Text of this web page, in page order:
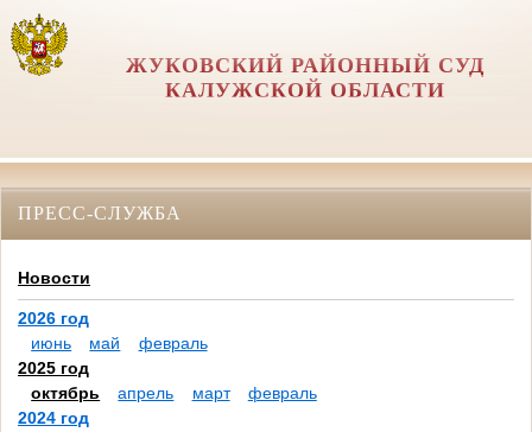
ЖУКОВСКИЙ РАЙОННЫЙ СУД
КАЛУЖСКОЙ ОБЛАСТИ
ПРЕСС-СЛУЖБА
Новости
2026 год
июнь
май
февраль
2025 год
октябрь
апрель март
февраль
2024 год